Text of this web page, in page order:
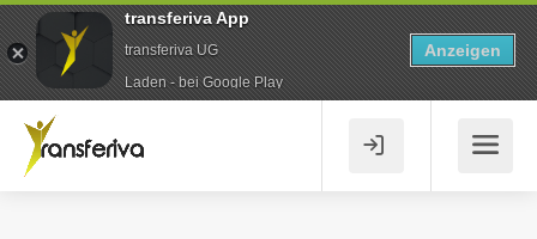
transferiva App
transferiva UG
Laden - bei Google Play
Anzeigen